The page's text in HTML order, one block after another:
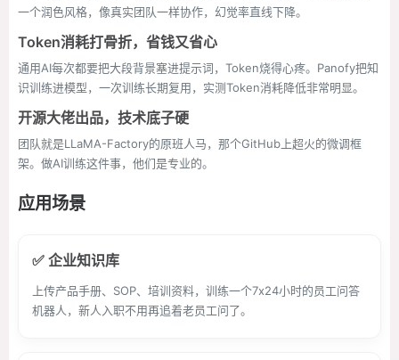
一个润色风格，像真实团队一样协作，幻觉率直线下降。
Token消耗打骨折，省钱又省心
通用AI每次都要把大段背景塞进提示词，Token烧得心疼。Panofy把知
识训练进模型，一次训练长期复用，实测Token消耗降低非常明显。
开源大佬出品，技术底子硬
团队就是LLaMA-Factory的原班人马，那个GitHub上超火的微调框
架。做AI训练这件事，他们是专业的。
应用场景
✅ 企业知识库
上传产品手册、SOP、培训资料，训练一个7x24小时的员工问答
机器人，新人入职不用再追着老员工问了。